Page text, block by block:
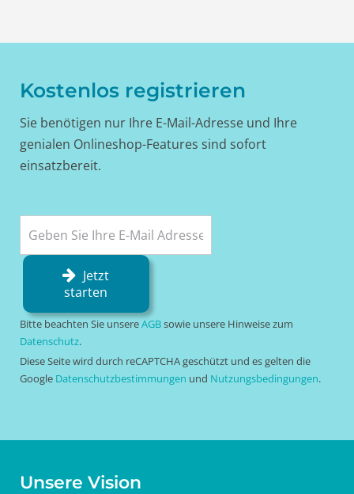
Kostenlos registrieren
Sie benötigen nur Ihre E-Mail-Adresse und Ihre
genialen Onlineshop-Features sind sofort
einsatzbereit.
Jetzt
starten
Bitte beachten Sie unsereAGBsowie unsere Hinweise zum
Datenschutz.
Diese Seite wird durch reCAPTCHA geschützt und es gelten die
Google Datenschutzbestimmungen und Nutzungsbedingungen.
Unsere Vision